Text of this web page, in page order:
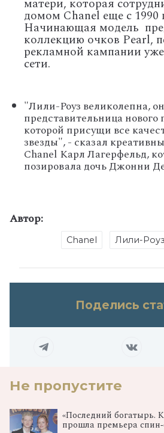
матери, которая
домом Chanel еще с 1990
Начинающая модель
коллекцию очков Pearl,
рекламной кампании
сети.
"Лили-Роуз великолепна,
представительница нового
которой присущи все
звезды", - сказал
Chanel Карл Лагерфельд,
позировала дочь Джонни
Автор:
Chanel Лили-
Поделись
Не пропустите
«Последний богатырь.
прошла премьера